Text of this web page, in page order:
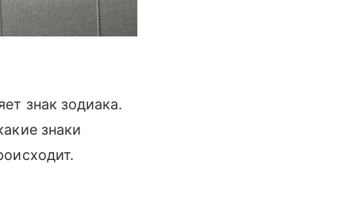
знак зодиака.
знаки